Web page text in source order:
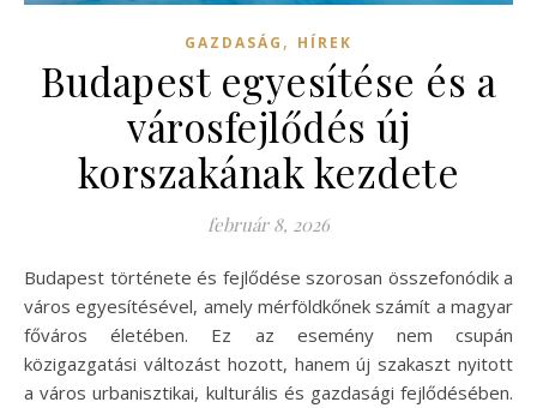
GAZDASÁG , HÍREK
Budapest egyesítése és a
városfejlődés új
korszakának kezdete
február 8, 2026
Budapest története és fejlődése szorosan összefonódik a
város egyesítésével, amely mérföldkőnek számít a magyar
főváros életében. Ez az esemény nem csupán
közigazgatási változást hozott, hanem új szakaszt nyitott
a város urbanisztikai, kulturális és gazdasági fejlődésében.